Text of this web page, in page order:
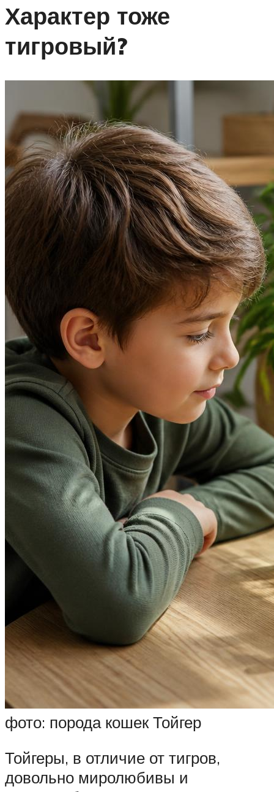
Характер тоже
тигровый?
фото: порода кошек Тойгер
Тойгеры, в отличие от тигров,
довольно миролюбивы и